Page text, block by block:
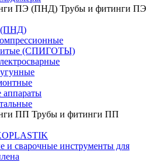
Трубы и фитинги ПЭ
(ПНД)
(СПИГОТЫ)
аппараты
Трубы и фитинги ПП
и сварочные инструменты для